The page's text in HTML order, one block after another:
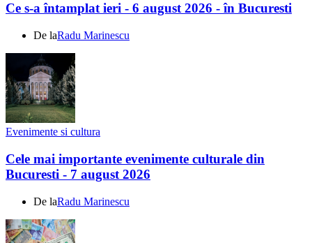
Ce s-a întamplat ieri - 6 august 2026 - în Bucuresti
De laRadu Marinescu
Evenimente si cultura
Cele mai importante evenimente culturale din
Bucuresti - 7 august 2026
De laRadu Marinescu